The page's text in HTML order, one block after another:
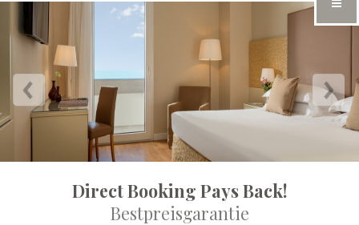
Direct Booking Pays Back!
Bestpreisgarantie